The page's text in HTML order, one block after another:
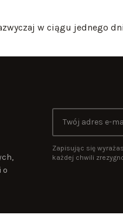
w ciągu jednego
o
Zapisując się
każdej chwili